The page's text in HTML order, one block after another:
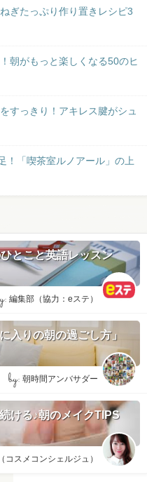
ぎたっぷり作り置きレシピ3
朝がもっと楽しくなる50のヒ
すっきり！アキレス腱がシュ
！「喫茶室ルノアール」の上
とこと英語レッスン
編集部（協力：eステ）
入りの朝の過ごし方」
by: 朝時間アンバサダー
ける♪朝のメイクTIPS
コスメコンシェルジュ）